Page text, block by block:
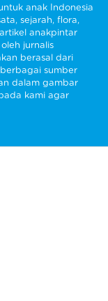
anak Indonesia
sejarah, flora,
anakpintar
jurnalis
berasal dari
sumber
dalam gambar
kami agar